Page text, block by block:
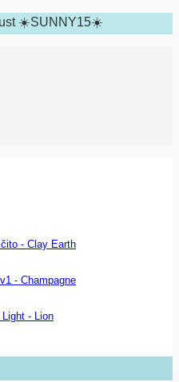
☀️SUNNY15☀️
- Clay Earth
- Champagne
- Lion